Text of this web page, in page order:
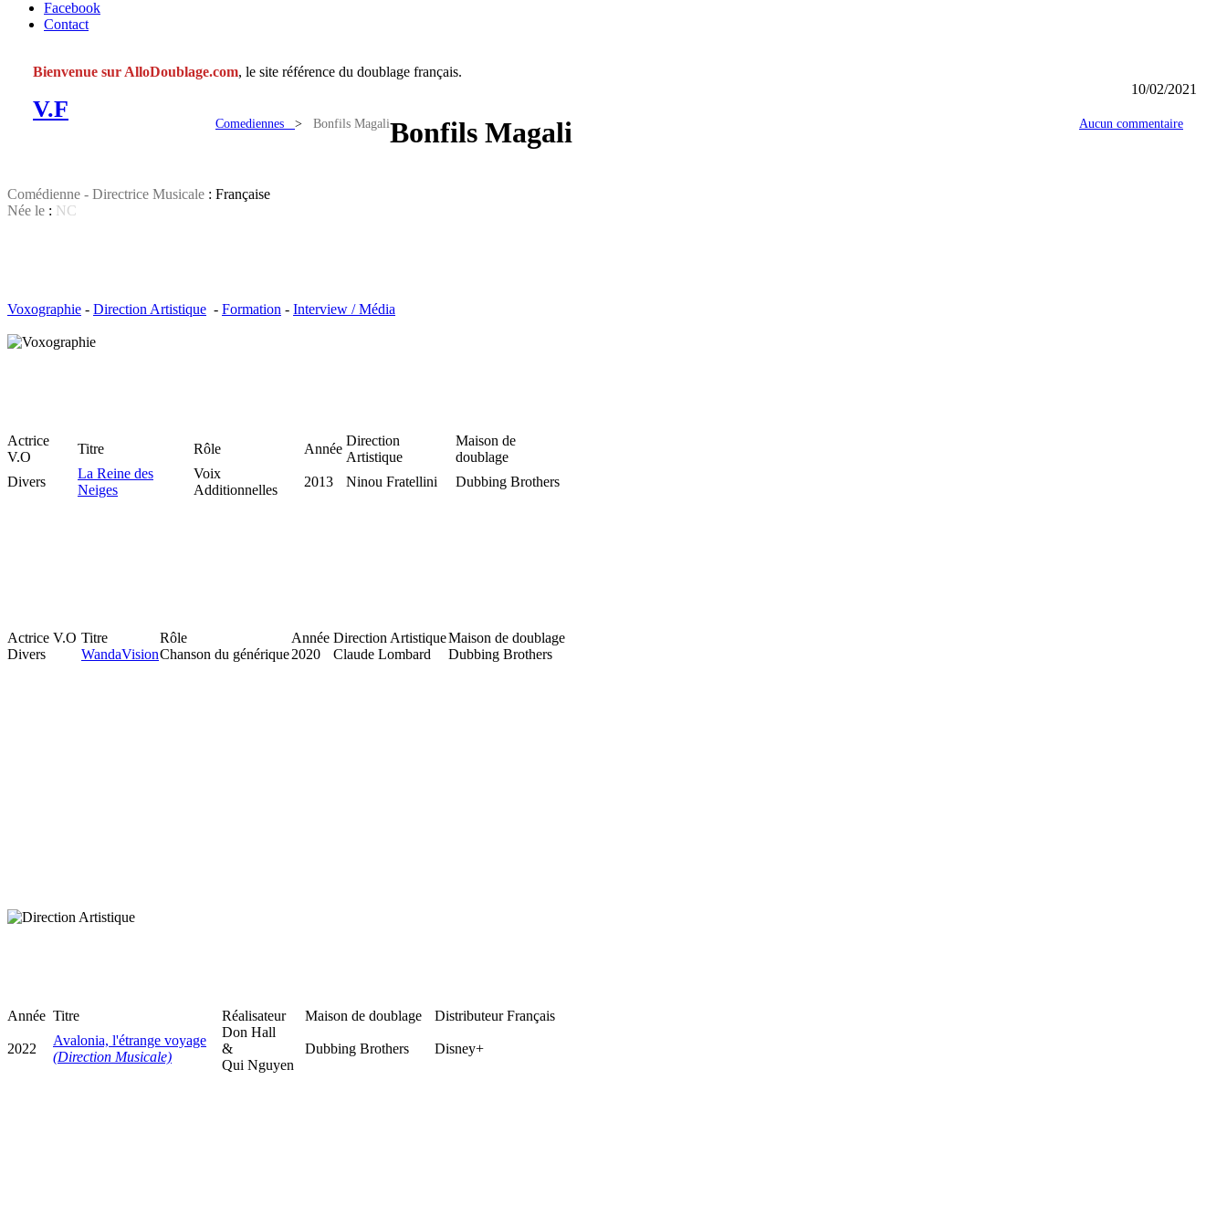
Facebook
Contact
Bienvenue sur AlloDoublage.com, le site référence du doublage français.
V.F
10/02/2021
Comediennes > Bonfils Magali Aucun commentaire
Bonfils Magali
Comédienne - Directrice Musicale : Française
Née le : NC
Voxographie - Direction Artistique - Formation - Interview / Média
Actrice
V.O
Titre Rôle Année
Direction
Artistique
Maison de
doublage
Divers
La Reine des
Neiges
Voix
Additionnelles
2013 Ninou Fratellini Dubbing Brothers
Actrice V.O Titre Rôle Année Direction ArtistiqueMaison de doublage
Divers
WandaVisionChanson du générique2020 Claude Lombard Dubbing Brothers
Année Titre Réalisateur Maison de doublage Distributeur Français
2022
Avalonia, l'étrange voyage
(Direction Musicale)
Don Hall
&
Qui Nguyen
Dubbing Brothers Disney+